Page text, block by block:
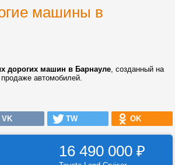
машины в
дорогих машин в Барнауле, созданный на
автомобилей.
TW OK
16 490 000 ₽